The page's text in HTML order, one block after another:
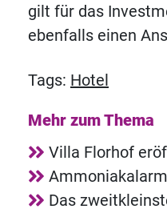
gilt für das
ebenfalls einen
Tags: Hotel
Mehr zum Thema
Villa Florhof
Das